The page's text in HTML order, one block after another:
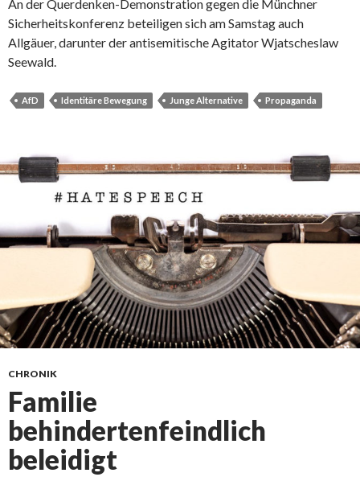
An der Querdenken-Demonstration gegen die Münchner
Sicherheitskonferenz beteiligen sich am Samstag auch
Allgäuer, darunter der antisemitische Agitator Wjatscheslaw
Seewald.
AfD Identitäre Bewegung Junge Alternative Propaganda
CHRONIK
Familie
behindertenfeindlich
beleidigt